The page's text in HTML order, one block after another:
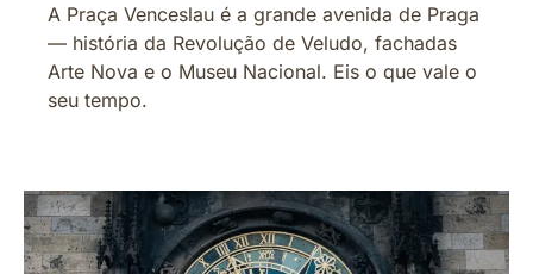
A Praça Venceslau é a grande avenida de Praga
— história da Revolução de Veludo, fachadas
Arte Nova e o Museu Nacional. Eis o que vale o
seu tempo.